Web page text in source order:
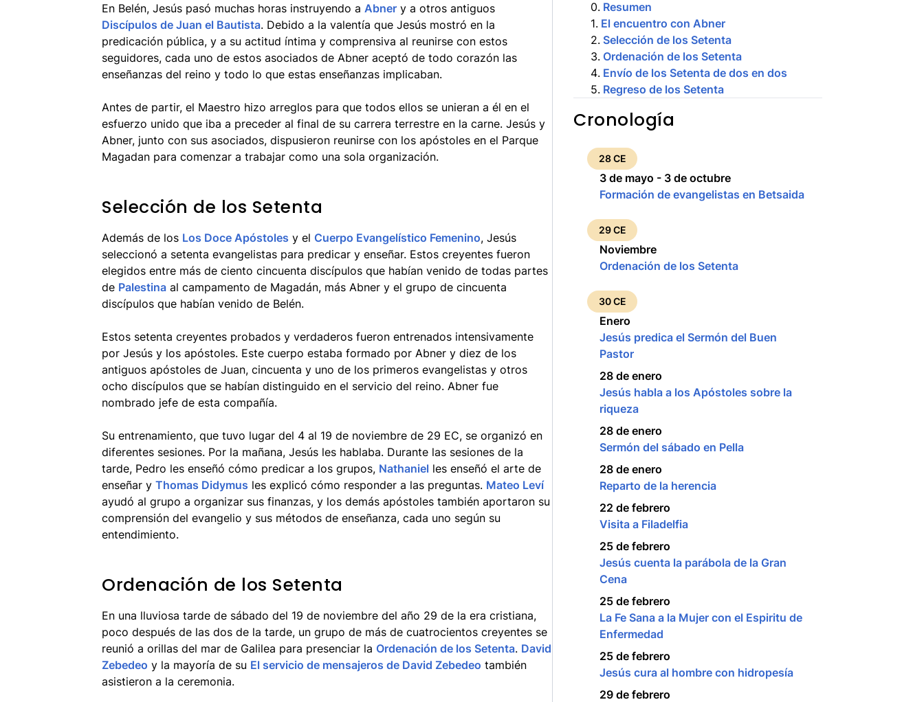
En Belén, Jesús pasó muchas horas instruyendo a Abner y a otros antiguos
Discípulos de Juan el Bautista. Debido a la valentía que Jesús mostró en la
predicación pública, y a su actitud íntima y comprensiva al reunirse con estos
seguidores, cada uno de estos asociados de Abner aceptó de todo corazón las
enseñanzas del reino y todo lo que estas enseñanzas implicaban.
Antes de partir, el Maestro hizo arreglos para que todos ellos se unieran a él en el
esfuerzo unido que iba a preceder al final de su carrera terrestre en la carne. Jesús y
Abner, junto con sus asociados, dispusieron reunirse con los apóstoles en el Parque
Magadan para comenzar a trabajar como una sola organización.
Selección de los Setenta
Además de los Los Doce Apóstoles y el Cuerpo Evangelístico Femenino, Jesús
seleccionó a setenta evangelistas para predicar y enseñar. Estos creyentes fueron
elegidos entre más de ciento cincuenta discípulos que habían venido de todas partes
de Palestina al campamento de Magadán, más Abner y el grupo de cincuenta
discípulos que habían venido de Belén.
Estos setenta creyentes probados y verdaderos fueron entrenados intensivamente
por Jesús y los apóstoles. Este cuerpo estaba formado por Abner y diez de los
antiguos apóstoles de Juan, cincuenta y uno de los primeros evangelistas y otros
ocho discípulos que se habían distinguido en el servicio del reino. Abner fue
nombrado jefe de esta compañía.
Su entrenamiento, que tuvo lugar del 4 al 19 de noviembre de 29 EC, se organizó en
diferentes sesiones. Por la mañana, Jesús les hablaba. Durante las sesiones de la
tarde, Pedro les enseñó cómo predicar a los grupos, Nathaniel les enseñó el arte de
enseñar y Thomas Didymus les explicó cómo responder a las preguntas. Mateo Leví
ayudó al grupo a organizar sus finanzas, y los demás apóstoles también aportaron su
comprensión del evangelio y sus métodos de enseñanza, cada uno según su
entendimiento.
Ordenación de los Setenta
En una lluviosa tarde de sábado del 19 de noviembre del año 29 de la era cristiana,
poco después de las dos de la tarde, un grupo de más de cuatrocientos creyentes se
reunió a orillas del mar de Galilea para presenciar la Ordenación de los Setenta. David
Zebedeo y la mayoría de su El servicio de mensajeros de David Zebedeo también
asistieron a la ceremonia.
0. Resumen
1. El encuentro con Abner
2. Selección de los Setenta
3. Ordenación de los Setenta
4. Envío de los Setenta de dos en dos
5. Regreso de los Setenta
Cronología
28 CE
3 de mayo - 3 de octubre
Formación de evangelistas en Betsaida
29 CE
Noviembre
Ordenación de los Setenta
30 CE
Enero
Jesús predica el Sermón del Buen
Pastor
28 de enero
Jesús habla a los Apóstoles sobre la
riqueza
28 de enero
Sermón del sábado en Pella
28 de enero
Reparto de la herencia
22 de febrero
Visita a Filadelfia
25 de febrero
Jesús cuenta la parábola de la Gran
Cena
25 de febrero
La Fe Sana a la Mujer con el Espiritu de
Enfermedad
25 de febrero
Jesús cura al hombre con hidropesía
29 de febrero